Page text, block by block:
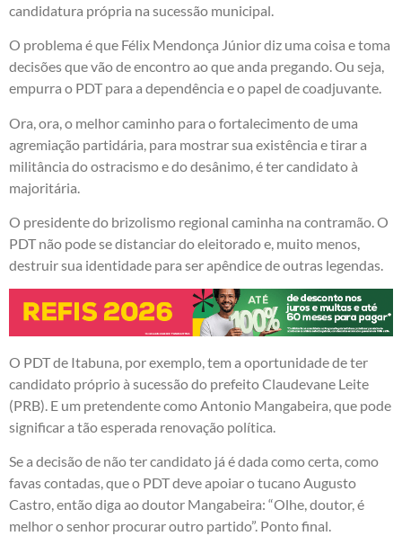
candidatura própria na sucessão municipal.
O problema é que Félix Mendonça Júnior diz uma coisa e toma
decisões que vão de encontro ao que anda pregando. Ou seja,
empurra o PDT para a dependência e o papel de coadjuvante.
Ora, ora, o melhor caminho para o fortalecimento de uma
agremiação partidária, para mostrar sua existência e tirar a
militância do ostracismo e do desânimo, é ter candidato à
majoritária.
O presidente do brizolismo regional caminha na contramão. O
PDT não pode se distanciar do eleitorado e, muito menos,
destruir sua identidade para ser apêndice de outras legendas.
O PDT de Itabuna, por exemplo, tem a oportunidade de ter
candidato próprio à sucessão do prefeito Claudevane Leite
(PRB). E um pretendente como Antonio Mangabeira, que pode
significar a tão esperada renovação política.
Se a decisão de não ter candidato já é dada como certa, como
favas contadas, que o PDT deve apoiar o tucano Augusto
Castro, então diga ao doutor Mangabeira: “Olhe, doutor, é
melhor o senhor procurar outro partido”. Ponto final.